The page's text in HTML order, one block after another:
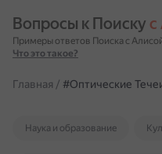
Вопросы к Поиску
Примеры ответов Поиска с
Что это такое?
Главная / #Оптические
Наука и образование